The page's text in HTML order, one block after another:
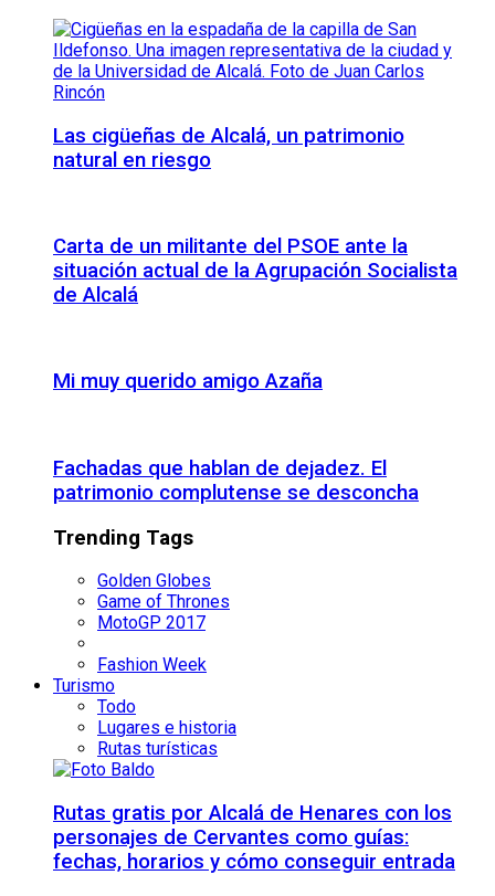
Las cigüeñas de Alcalá, un patrimonio
natural en riesgo
Carta de un militante del PSOE ante la
situación actual de la Agrupación Socialista
de Alcalá
Mi muy querido amigo Azaña
Fachadas que hablan de dejadez. El
patrimonio complutense se desconcha
Trending Tags
Golden Globes
Game of Thrones
MotoGP 2017
Fashion Week
Turismo
Todo
Lugares e historia
Rutas turísticas
Rutas gratis por Alcalá de Henares con los
personajes de Cervantes como guías:
fechas, horarios y cómo conseguir entrada